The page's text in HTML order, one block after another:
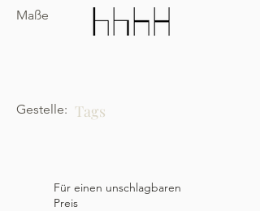
Maße
Gestelle: Tags
Für einen unschlagbaren
Preis